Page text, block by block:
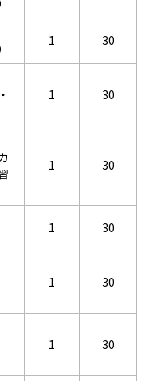
1 30
1 30
1 30
1 30
1 30
1 30